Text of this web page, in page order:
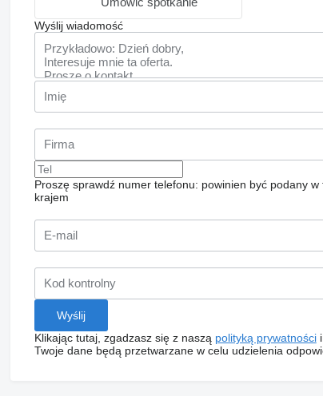
Wyślij wiadomość
Proszę sprawdź numer telefonu: powinien być podany
krajem
Klikając tutaj, zgadzasz się z naszą polityką prywatnościi
Twoje dane będą przetwarzane w celu udzielenia